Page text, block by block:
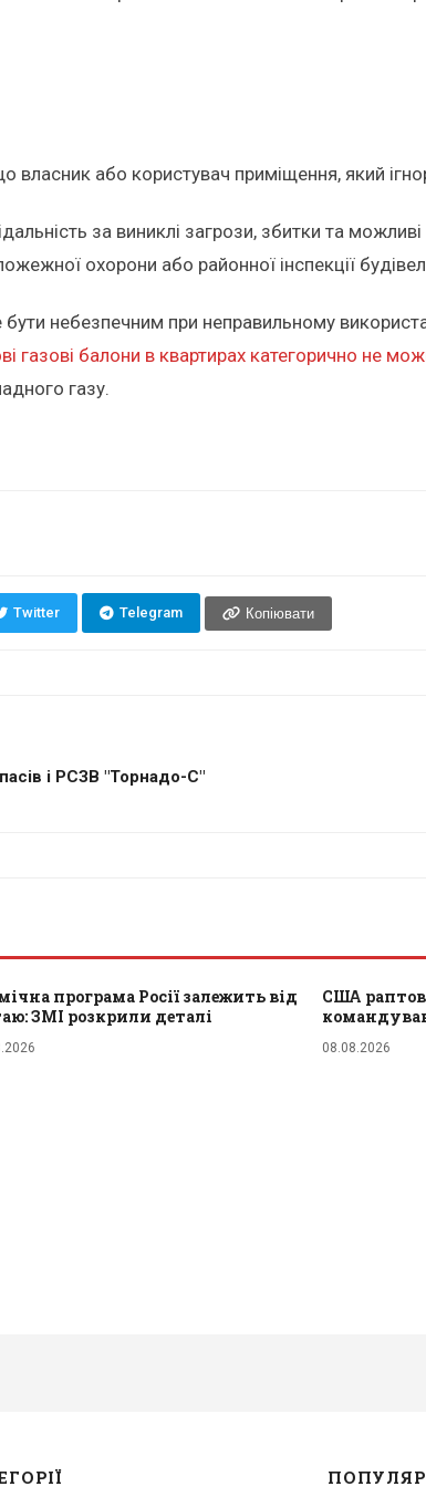
власник або користувач приміщення, який
за виниклі загрози, збитки та
охорони або районної інспекції
небезпечним при неправильному
газові балони в квартирах категорично не
газу.
Twitter Telegram Копіювати
і РСЗВ "Торнадо-С"
програма Росії залежить від
ЗМІ розкрили деталі
США
08.08.2026